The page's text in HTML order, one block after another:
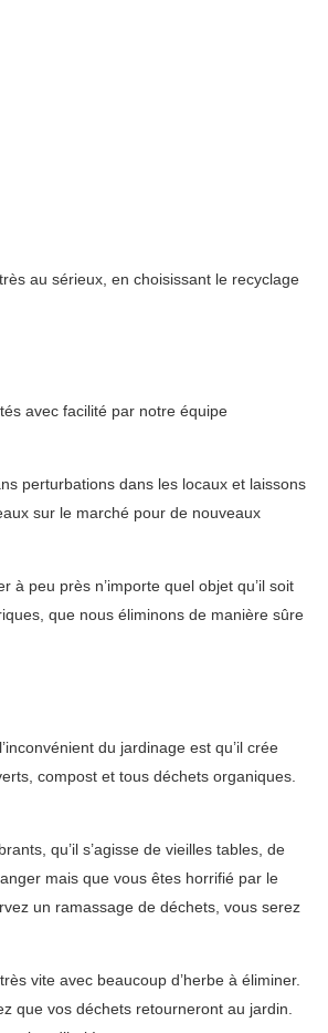
au sérieux, en choisissant le recyclage
avec facilité par notre équipe
perturbations dans les locaux et laissons
sur le marché pour de nouveaux
peu près n’importe quel objet qu’il soit
que nous éliminons de manière sûre
du jardinage est qu’il crée
compost et tous déchets organiques.
qu’il s’agisse de vieilles tables, de
mais que vous êtes horrifié par le
un ramassage de déchets, vous serez
vite avec beaucoup d’herbe à éliminer.
que vos déchets retourneront au jardin.